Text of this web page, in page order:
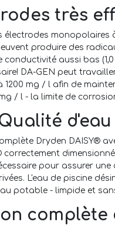
très
électrodes monopolaires
produire des
conductivité aussi bas (1,0
DA-GEN peut
1200 mg / l afin de
/ l - la limite de
Dryden DAISY®
correctement
pour assurer
L'eau de piscine
potable - limpide et
complète